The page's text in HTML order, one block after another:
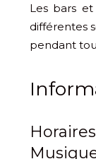
Les bars et
différentes
pendant